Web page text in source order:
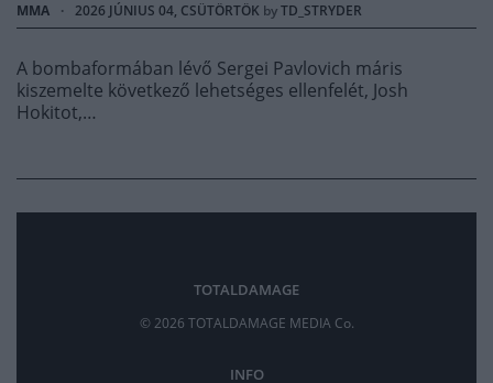
MMA · 2026 JÚNIUS 04, CSÜTÖRTÖK byTD_STRYDER
A bombaformában lévő Sergei Pavlovich máris
kiszemelte következő lehetséges ellenfelét, Josh
Hokitot,…
TOTALDAMAGE
© 2026 TOTALDAMAGE MEDIA Co.
INFO